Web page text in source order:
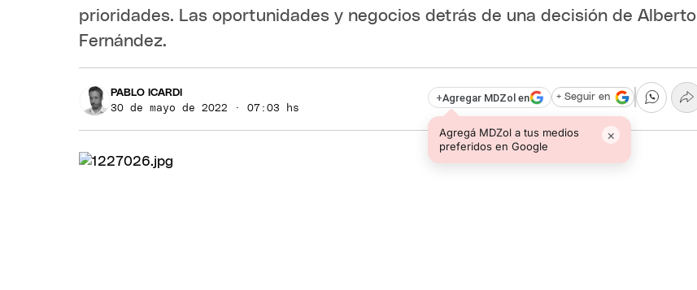
prioridades. Las oportunidades y negocios detrás de una decisión de Alberto
Fernández.
PABLO ICARDI
30 de mayo de 2022 · 07:03 hs
+Agregar MDZol en
Agregá MDZol a tus medios
preferidos en Google
×
+ Seguir en